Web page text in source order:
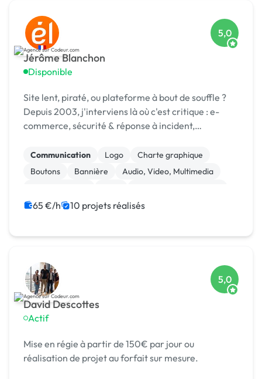
Jérôme Blanchon
Disponible
5,0
Site lent, piraté, ou plateforme à bout de souffle ?
Depuis 2003, j'interviens là où c'est critique : e-
commerce, sécurité & réponse à incident,
Communication Logo
Charte graphique
Boutons
Bannière
Audio, Video, Multimedia
Landing page
65 €/h 10 projets réalisés
David Descottes
Actif
5,0
Mise en régie à partir de 150€ par jour ou
réalisation de projet au forfait sur mesure.